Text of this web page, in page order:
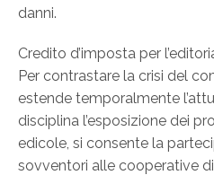
danni.
Credito d’imposta per
Per contrastare la crisi del
estende temporalmente
disciplina l’esposizione dei
edicole, si consente la
sovventori alle cooperative